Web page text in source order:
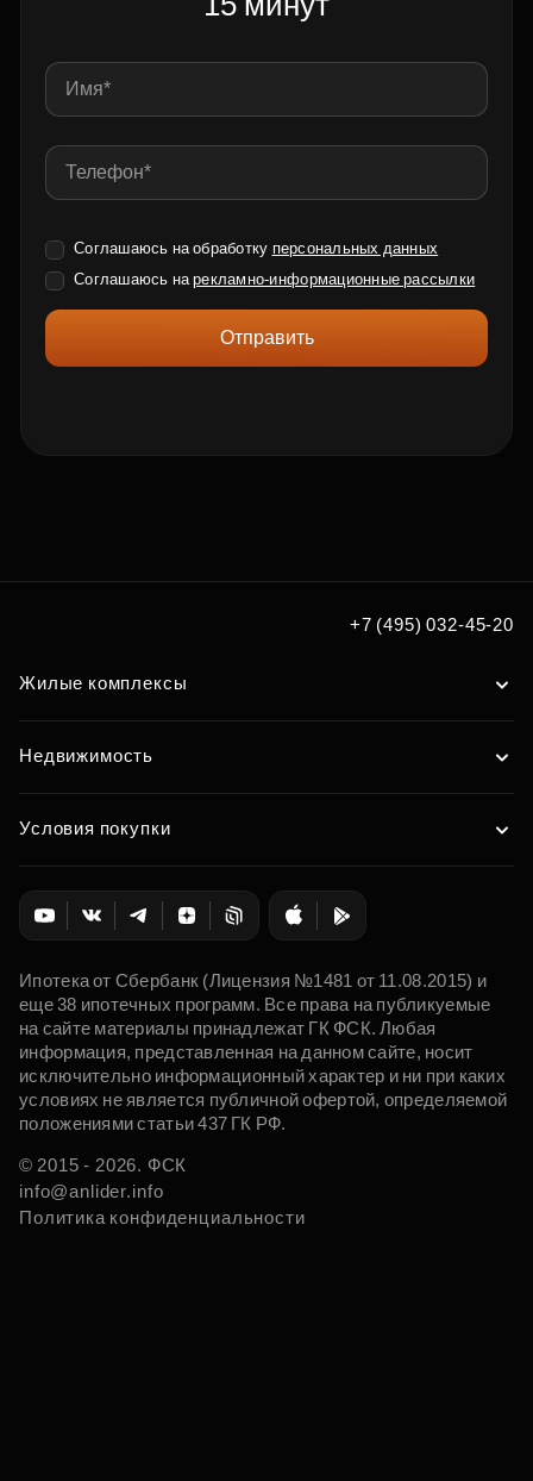
Соглашаюсь на обработку персональных данных
Соглашаюсь нарекламно-информационные рассылки
Отправить
+7 (495) 032-45-20
Жилые комплексы
Недвижимость
Условия покупки
Ипотека от Сбербанк (Лицензия №1481 от 11.08.2015) и
еще 38 ипотечных программ. Все права на публикуемые
на сайте материалы принадлежат ГК ФСК. Любая
информация, представленная на данном сайте, носит
исключительно информационный характер и ни при каких
условиях не является публичной офертой, определяемой
положениями статьи 437 ГК РФ.
© 2015 - 2026. ФСК
info@anlider.info
Политика конфиденциальности